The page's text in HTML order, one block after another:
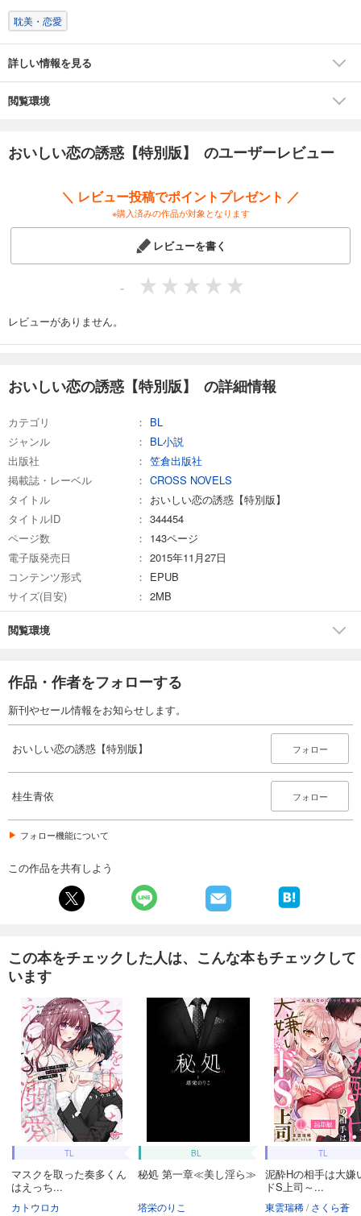
耽美・恋愛
詳しい情報を見る
閲覧環境
おいしい恋の誘惑【特別版】 のユーザーレビュー
＼ レビュー投稿でポイントプレゼント ／
※購入済みの作品が対象となります
レビューを書く
-
レビューがありません。
おいしい恋の誘惑【特別版】 の詳細情報
カテゴリ
BL
ジャンル
BL小説
出版社
笠倉出版社
掲載誌・レーベル
CROSS NOVELS
タイトル
おいしい恋の誘惑【特別版】
タイトルID
344454
ページ数
143ページ
電子版発売日
2015年11月27日
コンテンツ形式
EPUB
サイズ(目安)
2MB
閲覧環境
作品・作者をフォローする
新刊やセール情報をお知らせします。
おいしい恋の誘惑【特別版】 フォロー
桂生青依 フォロー
フォロー機能について
この作品を共有しよう
この本をチェックした人は、こんな本もチェックして
います
TL
マスクを取った奏多くん
はえっち...
カトウロカ
BL
秘処 第一章≪美し淫ら≫
塔栄のりこ
TL
泥酔Hの相手は大嫌
ドS上司～...
東雲瑞稀 さくら蒼